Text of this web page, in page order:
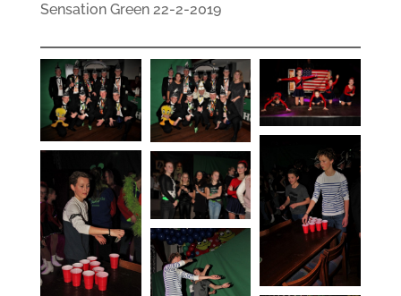
Sensation Green 22-2-2019